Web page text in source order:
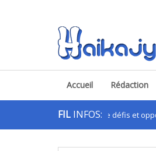
Accueil Rédaction
FIL INFOS:
Madagascar : Entre défis et opportunités